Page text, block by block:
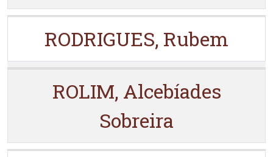
RODRIGUES, Rubem
ROLIM, Alcebíades
Sobreira